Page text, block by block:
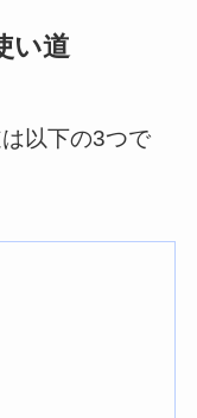
い道
以下の3つで